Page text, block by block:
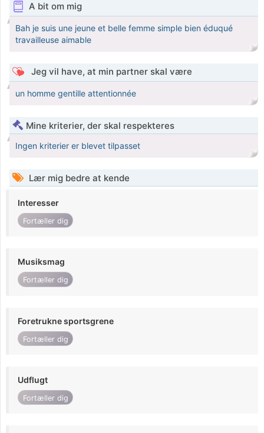
A bit om mig
Bah je suis une jeune et belle femme simple bien éduqué
travailleuse aimable
Jeg vil have, at min partner skal være
un homme gentille attentionnée
Mine kriterier, der skal respekteres
Ingen kriterier er blevet tilpasset
Lær mig bedre at kende
Interesser
Fortæller dig
Musiksmag
Fortæller dig
Foretrukne sportsgrene
Fortæller dig
Udflugt
Fortæller dig